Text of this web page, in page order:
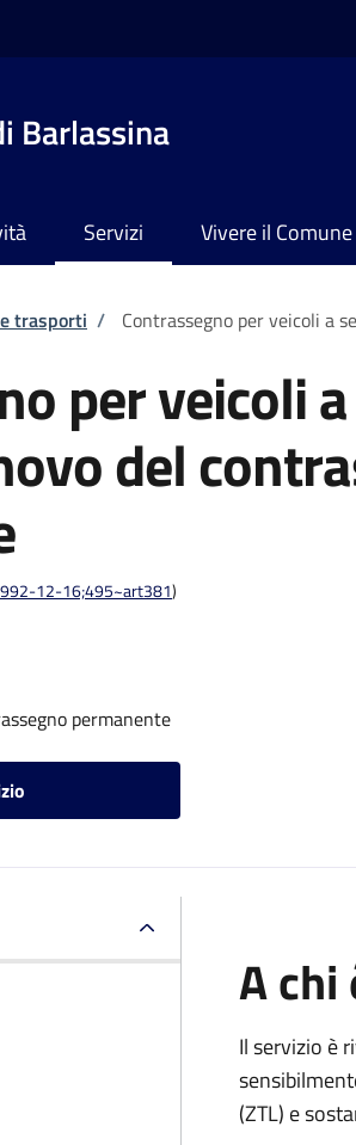
Barlassina
Servizi Vivere il Comune
trasporti / Contrassegno per veicoli a
per veicoli
del
12-16;495~art381)
permanente
A
Il servizio è
(ZTL) e